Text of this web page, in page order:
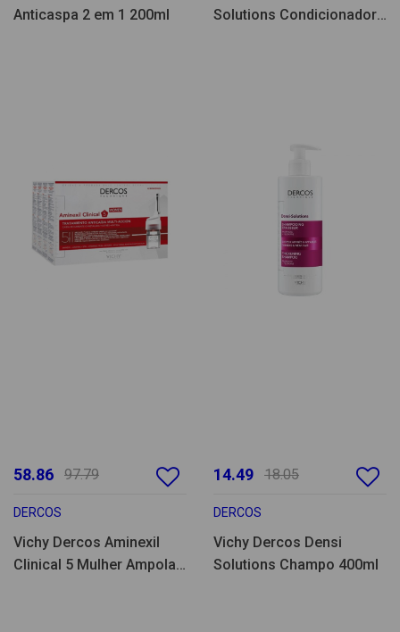
Anticaspa 2 em 1 200ml
Solutions Condicionador
58.86 97.79
DERCOS
Vichy Dercos Aminexil
Clinical 5 Mulher Ampolas
14.49 18.05
DERCOS
Vichy Dercos Densi
Solutions Champo 400ml